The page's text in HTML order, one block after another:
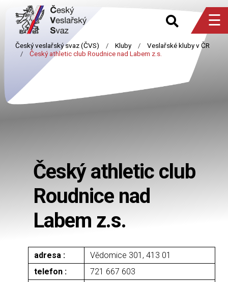
☰
Český athletic club
Roudnice nad
Labem z.s.
adresa :
Vědomice 301, 413 01
telefon :
721 667 603